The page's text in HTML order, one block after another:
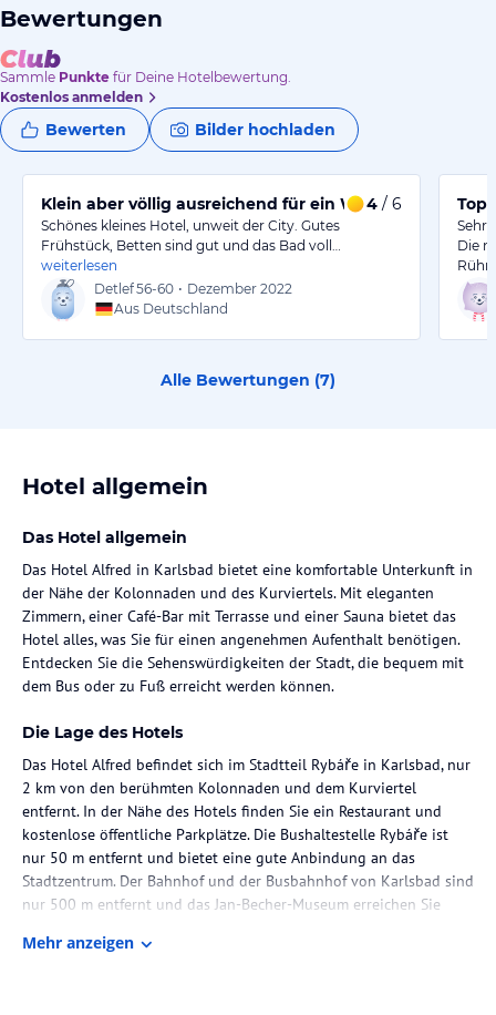
Bewertungen
Sammle Punkte für Deine Hotelbewertung.
Kostenlos anmelden
Bewerten Bilder hochladen
Klein aber völlig ausreichend für ein Wochenende
4 / 6
Schönes kleines Hotel, unweit der City. Gutes
Frühstück, Betten sind gut und das Bad voll…
weiterlesen
Detlef56-60 • Dezember 2022
Aus Deutschland
Top
Sehr
Die
Alle Bewertungen (7)
Hotel allgemein
Das Hotel allgemein
Das Hotel Alfred in Karlsbad bietet eine komfortable Unterkunft in
der Nähe der Kolonnaden und des Kurviertels. Mit eleganten
Zimmern, einer Café-Bar mit Terrasse und einer Sauna bietet das
Hotel alles, was Sie für einen angenehmen Aufenthalt benötigen.
Entdecken Sie die Sehenswürdigkeiten der Stadt, die bequem mit
dem Bus oder zu Fuß erreicht werden können.
Die Lage des Hotels
Das Hotel Alfred befindet sich im Stadtteil Rybáře in Karlsbad, nur
2 km von den berühmten Kolonnaden und dem Kurviertel
entfernt. In der Nähe des Hotels finden Sie ein Restaurant und
kostenlose öffentliche Parkplätze. Die Bushaltestelle Rybáře ist
nur 50 m entfernt und bietet eine gute Anbindung an das
Stadtzentrum. Der Bahnhof und der Busbahnhof von Karlsbad sind
nur 500 m entfernt und das Jan-Becher-Museum erreichen Sie
Mehr anzeigen